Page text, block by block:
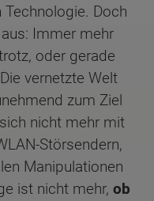
Doch
Immer mehr
oder gerade
vernetzte Welt
zum Ziel
nicht mehr mit
Störsendern,
Manipulationen
ist nicht mehr, ob